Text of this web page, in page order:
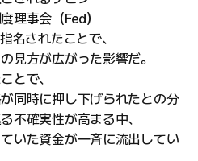
理事会（Fed）
名されたことで、
見方が広がった影響だ。
とで、
同時に押し下げられたとの分
不確実性が高まる中、
いた資金が一斉に流出してい